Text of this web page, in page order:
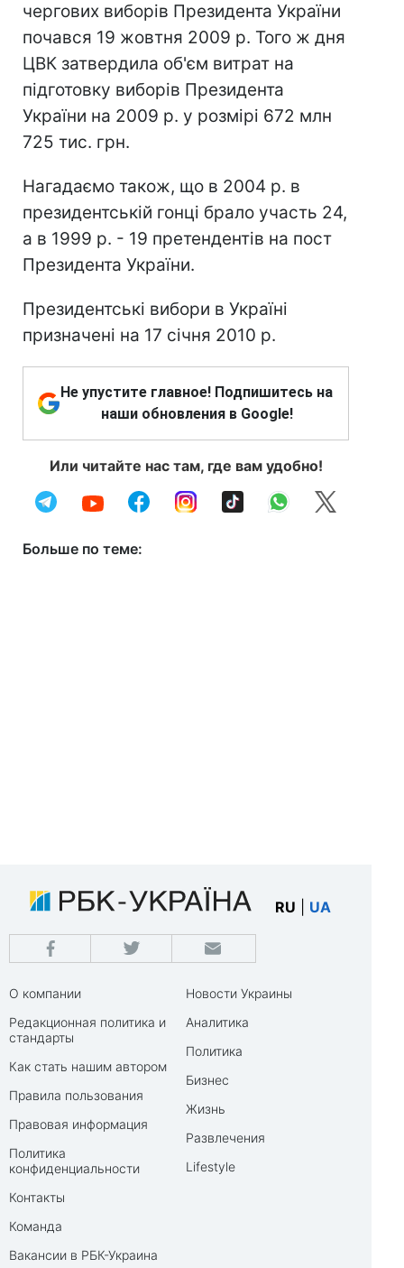
чергових виборів Президента України
почався 19 жовтня 2009 р. Того ж дня
ЦВК затвердила об'єм витрат на
підготовку виборів Президента
України на 2009 р. у розмірі 672 млн
725 тис. грн.
Нагадаємо також, що в 2004 р. в
президентській гонці брало участь 24,
а в 1999 р. - 19 претендентів на пост
Президента України.
Президентські вибори в Україні
призначені на 17 січня 2010 р.
Не упустите главное! Подпишитесь на
наши обновления в Google!
Или читайте нас там, где вам удобно!
Больше по теме:
RU UA
О компании
Редакционная политика и
стандарты
Как стать нашим автором
Правила пользования
Правовая информация
Политика
конфиденциальности
Контакты
Команда
Вакансии в РБК-Украина
Новости Украины
Аналитика
Политика
Бизнес
Жизнь
Развлечения
Lifestyle